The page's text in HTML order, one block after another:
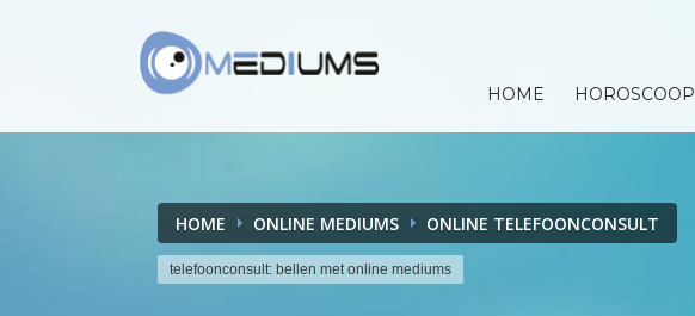
HOME HOROSCOOP
HOME ONLINE MEDIUMS ONLINE TELEFOONCONSULT
telefoonconsult: bellen met online mediums